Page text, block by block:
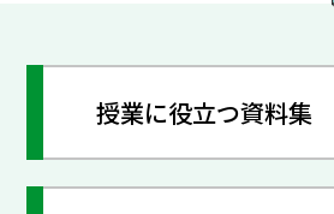
授業に役立つ資料集